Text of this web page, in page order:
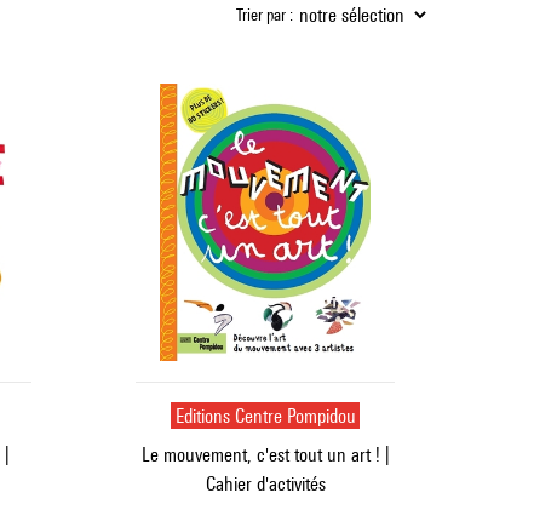
Trier par :
Editions Centre Pompidou
Le mouvement, c'est tout un art ! |
Cahier d'activités